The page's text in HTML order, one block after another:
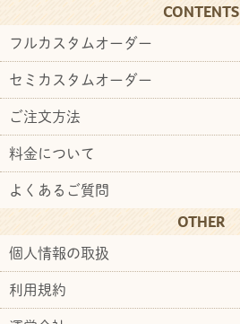
CONTENTS
フルカスタムオーダー
セミカスタムオーダー
ご注文方法
料金について
よくあるご質問
OTHER
個人情報の取扱
利用規約